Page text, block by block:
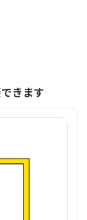
きます